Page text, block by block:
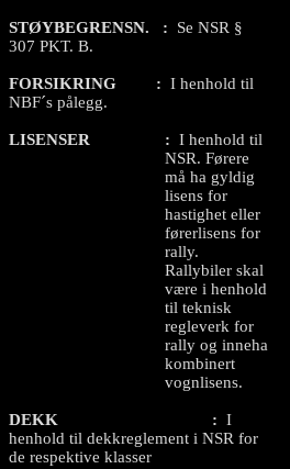
STØYBEGRENSN. :
Se NSR §
307 PKT. B.
FORSIKRING : I henhold til
NBF´s pålegg.
LISENSER : I henhold til
NSR. Førere
må ha gyldig
lisens for
hastighet eller
førerlisens for
rally.
Rallybiler skal
være i henhold
til teknisk
regleverk for
rally og inneha
kombinert
vognlisens.
DEKK : I
henhold til dekkreglement i NSR for
de respektive klasser